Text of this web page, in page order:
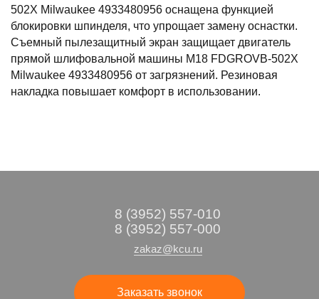
502X Milwaukee 4933480956 оснащена функцией
блокировки шпинделя, что упрощает замену оснастки.
Съемный пылезащитный экран защищает двигатель
прямой шлифовальной машины M18 FDGROVB-502X
Milwaukee 4933480956 от загрязнений. Резиновая
накладка повышает комфорт в использовании.
8 (3952) 557-010
8 (3952) 557-000
zakaz@kcu.ru
Заказать звонок